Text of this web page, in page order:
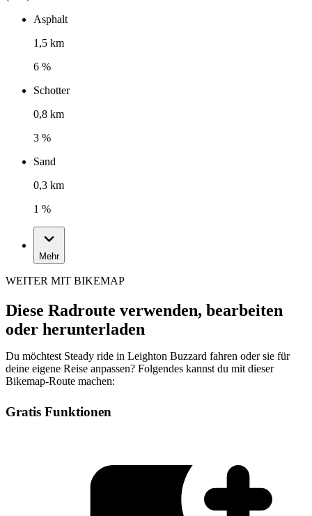
Asphalt
1,5 km
6 %
Schotter
0,8 km
3 %
Sand
0,3 km
1 %
Mehr
WEITER MIT BIKEMAP
Diese Radroute verwenden, bearbeiten
oder herunterladen
Du möchtest Steady ride in Leighton Buzzard fahren oder sie für
deine eigene Reise anpassen? Folgendes kannst du mit dieser
Bikemap-Route machen:
Gratis Funktionen